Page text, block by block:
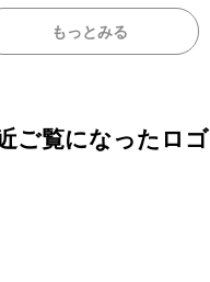
もっとみる
ご覧になったロゴ